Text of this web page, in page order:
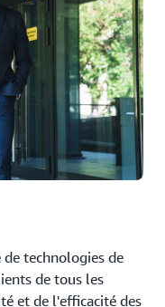
technologies de
de tous les
et de l'efficacité des